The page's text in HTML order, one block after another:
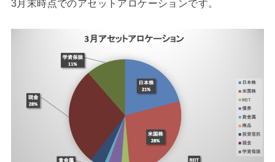
3月末時点でのアセットアロケーションです。